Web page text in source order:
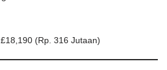
£18,190 (Rp. 316 Jutaan)